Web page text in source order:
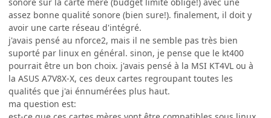
assez bonne qualité sonore (bien sure!). finalement, il doit y
avoir une carte réseau d'intégré.
j'avais pensé au nforce2, mais il ne semble pas très bien
suporté par linux en général. sinon, je pense que le kt400
pourrait être un bon choix. j'avais pensé à la MSI KT4VL ou à
la ASUS A7V8X-X, ces deux cartes regroupant toutes les
qualités que j'ai énnumérées plus haut.
ma question est: